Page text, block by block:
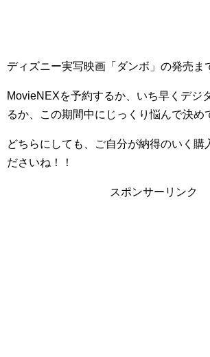
ディズニー実写映画「ダンボ」の発売ま
MovieNEXを予約するか、いち早くデジ
るか、この期間中にじっくり悩んで決め
どちらにしても、ご自分が納得のいく購
ださいね！！
スポンサーリンク